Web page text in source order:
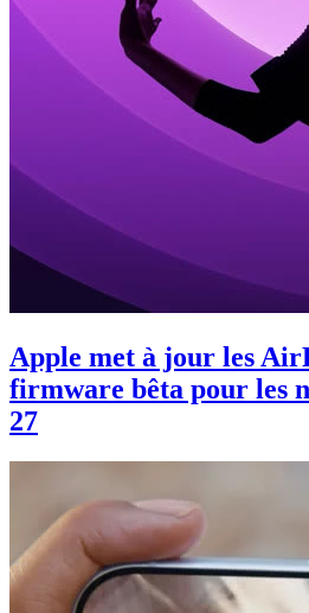
Apple met à jour les
firmware bêta pour les
27